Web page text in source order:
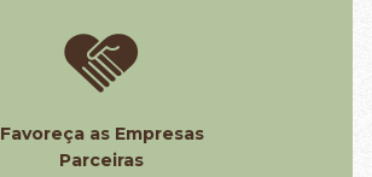
Favoreça as Empresas
Parceiras